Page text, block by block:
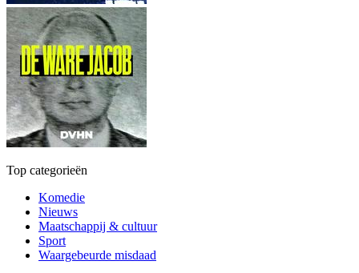
Top categorieën
Komedie
Nieuws
Maatschappij & cultuur
Sport
Waargebeurde misdaad